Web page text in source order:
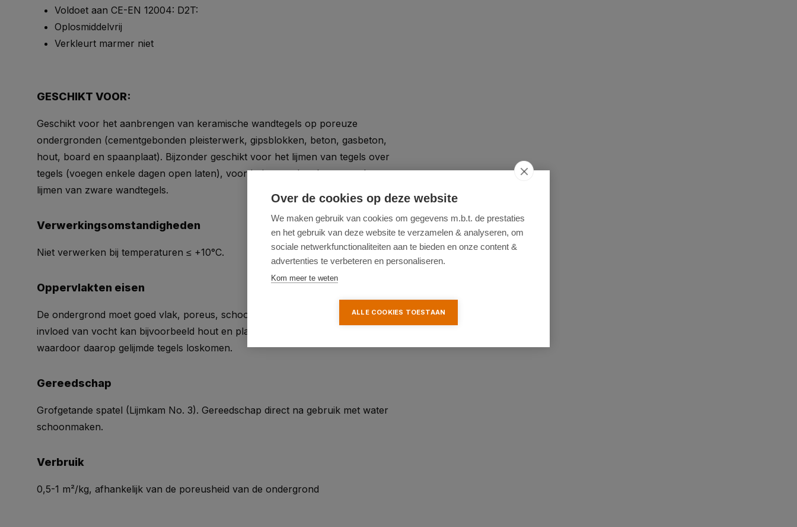
Voldoet aan CE-EN 12004: D2T:
Oplosmiddelvrij
Verkleurt marmer niet
GESCHIKT VOOR:
Geschikt voor het aanbrengen van keramische wandtegels op poreuze
ondergronden (cementgebonden pleisterwerk, gipsblokken, beton, gasbeton,
hout, board en spaanplaat). Bijzonder geschikt voor het lijmen van tegels over
tegels (voegen enkele dagen open laten), voor buitentegelwerk en voor het
lijmen van zware wandtegels.
Verwerkingsomstandigheden
Niet verwerken bij temperaturen ≤ +10°C.
Oppervlakten eisen
De ondergrond moet goed vlak, poreus, schoon en droog zijn. Let op: onder
invloed van vocht kan bijvoorbeeld hout en plaatmateriaal kromtrekken
waardoor daarop gelijmde tegels loskomen.
Gereedschap
Grofgetande spatel (Lijmkam No. 3). Gereedschap direct na gebruik met water
schoonmaken.
Verbruik
0,5-1 m²/kg, afhankelijk van de poreusheid van de ondergrond
Over de cookies op deze website
We maken gebruik van cookies om gegevens m.b.t. de prestaties
en het gebruik van deze website te verzamelen & analyseren, om
sociale netwerkfunctionaliteiten aan te bieden en onze content &
advertenties te verbeteren en personaliseren.
Kom meer te weten
ALLE COOKIES TOESTAAN